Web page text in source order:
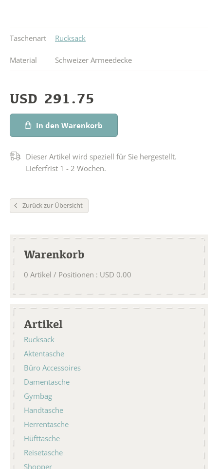
Taschenart Rucksack
Material Schweizer Armeedecke
USD 291.75
In den Warenkorb
Dieser Artikel wird speziell für Sie hergestellt.
Lieferfrist 1 - 2 Wochen.
Zurück zur Übersicht
Warenkorb
0 Artikel / Positionen : USD 0.00
Artikel
Rucksack
Aktentasche
Büro Accessoires
Damentasche
Gymbag
Handtasche
Herrentasche
Hüfttasche
Reisetasche
Shopper